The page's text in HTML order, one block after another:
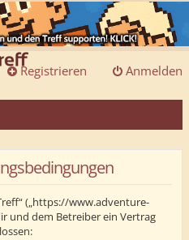
Anmelden
Registrieren
(„https://www.adventure-
und dem Betreiber ein Vertrag